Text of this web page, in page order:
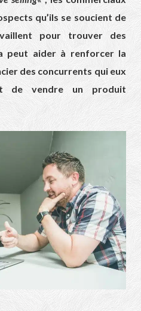
qu’ils se soucient de
pour trouver des
peut aider à renforcer la
des concurrents qui eux
de vendre un produit